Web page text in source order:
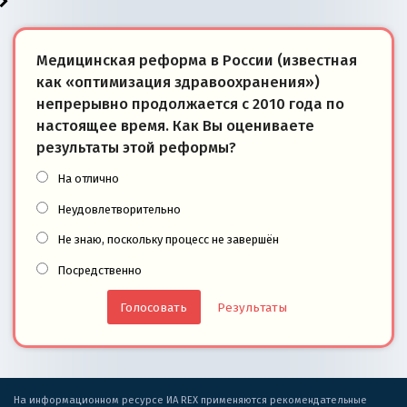
Медицинская реформа в России (известная
как «оптимизация здравоохранения»)
непрерывно продолжается с 2010 года по
настоящее время. Как Вы оцениваете
результаты этой реформы?
На отлично
Неудовлетворительно
Не знаю, поскольку процесс не завершён
Посредственно
Результаты
На информационном ресурсе ИА REX применяются рекомендательные